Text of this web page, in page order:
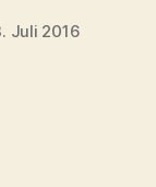
Juli 2016